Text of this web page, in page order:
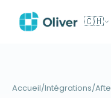
🇨🇭
Accueil/Intégrations/